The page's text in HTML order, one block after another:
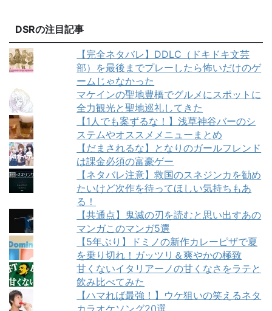
DSRの注目記事
【完全ネタバレ】DDLC（ドキドキ文芸
部）を最後までプレーしたら怖いだけのゲ
ームじゃなかった
マケインの聖地豊橋でグルメにスポットに
全力観光と聖地巡礼してきた
【1人でも案ずるな！】浅草神谷バーのシ
ステムやオススメメニューまとめ
【だまされるな】となりのガールフレンド
は課金必須の富豪ゲー
【ネタバレ注意】救国のスネジンカを勧め
たいけど次作を待ってほしい気持ちもあ
る！
【共通点】鬼滅の刃を読むと思い出すあの
マンガこのマンガ5選
【5年ぶり】ドミノの新作カレーピザで夏
を乗り切れ！ガッツリ＆爽やかの極致
甘くないイタリアーノの甘くなさをラテと
飲み比べてみた
【ハマれば最強！】ウケ狙いの笑えるネタ
カラオケソング20選